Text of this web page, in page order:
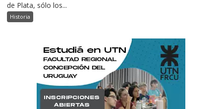
de Plata, sólo los...
Historia